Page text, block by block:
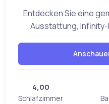
Entdecken Sie eine
Ausstattung,
4,00
Schlafzimmer